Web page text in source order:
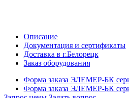
Описание
Документация и сертификаты
Доставка в г.Белорецк
Заказ оборудования
Форма заказа ЭЛЕМЕР-БК
Форма заказа ЭЛЕМЕР-БК